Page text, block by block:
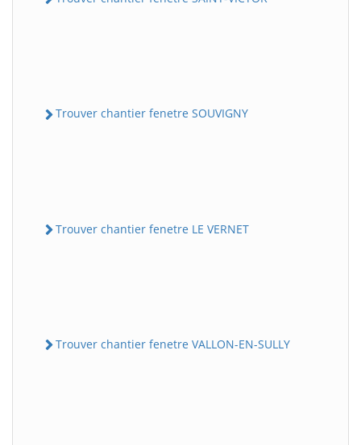
Trouver chantier fenetre SOUVIGNY
Trouver chantier fenetre LE VERNET
Trouver chantier fenetre VALLON-EN-SULLY